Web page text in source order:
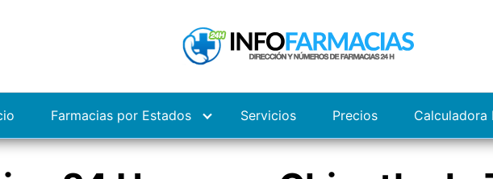
Farmacias por Estados Servicios Precios Calculadora